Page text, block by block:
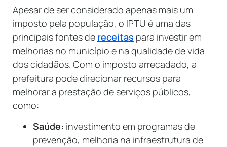
Apesar de ser considerado apenas mais um
imposto pela população, o IPTU é uma das
principais fontes de receitas para investir em
melhorias no município e na qualidade de vida
dos cidadãos. Com o imposto arrecadado, a
prefeitura pode direcionar recursos para
melhorar a prestação de serviços públicos,
como:
Saúde: investimento em programas de
prevenção, melhoria na infraestrutura de